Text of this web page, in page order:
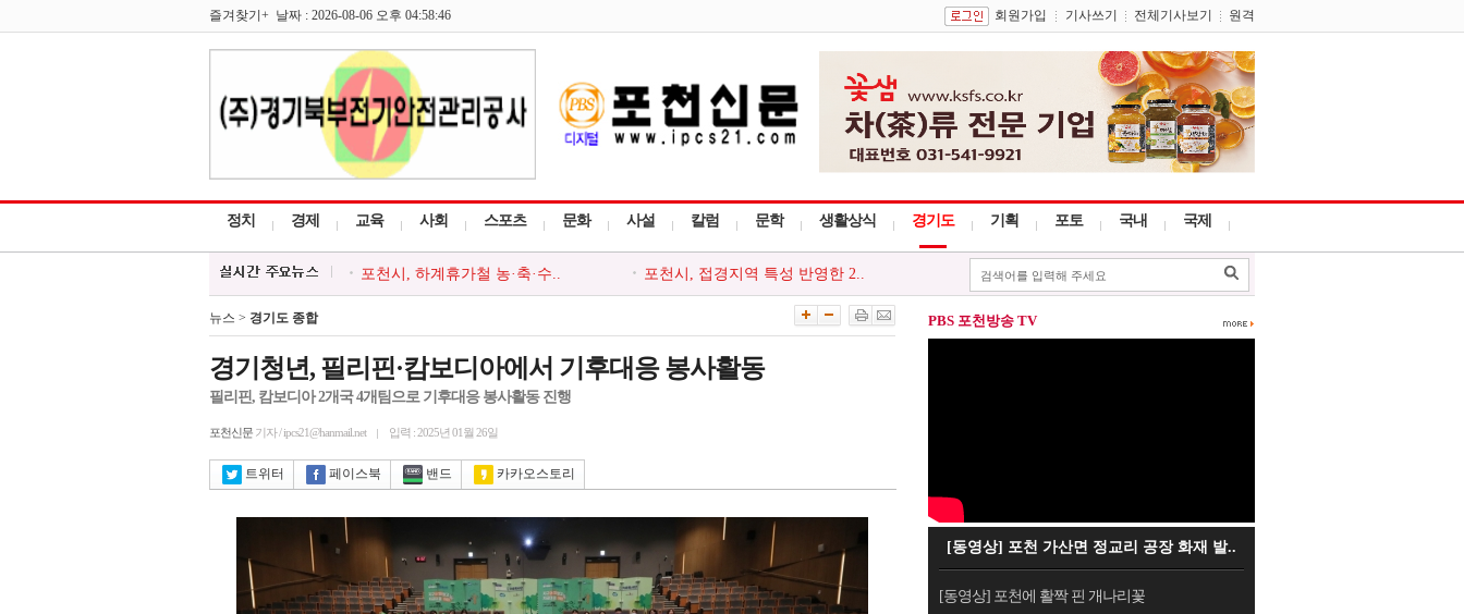
즐겨찾기+ 날짜 : 2026-08-06 오후 04:58:46 회원가입 기사쓰기 전체기사보기 원격
정치 경제 교육 사회 스포츠 문화 사설 칼럼 문학 생활상식 경기도 기획 포토 국내 국제
포천시, 하계휴가철 농·축·수..
포천시, 접경지역 특성 반영한 2..
최순자 경기도의원-포천시, 주요..
포천소방서, 여름철 화재예방 중..
포천시종합사회복지관, 2026 뭉..
포천시종합사회복지관, 지역주민..
포천시, 한국공인중개사협회 포..
포천시 감사담당관, 찾아가는 읍..
포천시 드림스타트, `나를 지키..
뉴스 > 경기도 종합
경기청년, 필리핀·캄보디아에서 기후대응 봉사활동
필리핀, 캄보디아 2개국 4개팀으로 기후대응 봉사활동 진행
포천신문 기자 / ipcs21@hanmail.net 입력 : 2025년 01월 26일
트위터 페이스북 밴드 카카오스토리
PBS 포천방송 TV
[동영상] 포천 가산면 정교리 공장 화재 발..
[동영상] 포천에 활짝 핀 개나리꽃